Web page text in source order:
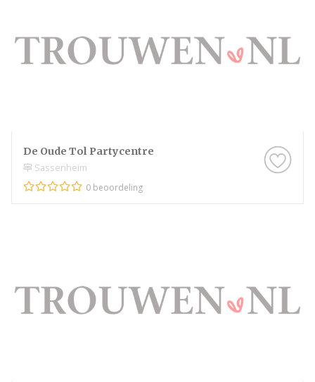
De Oude Tol Partycentre
Sassenheim
0 beoordeling